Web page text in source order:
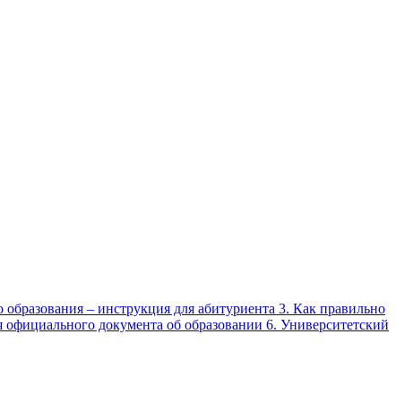
– инструкция для абитуриента 3. Как правильно
документа об образовании 6. Университетский